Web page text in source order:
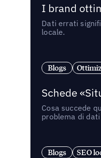
I brand
Dati errati
locale.
Blogs
Schede
Cosa succede
problema di
Blogs SEO